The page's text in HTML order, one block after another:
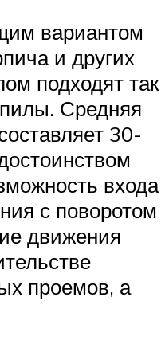
вариантом
и других
подходят так
Средняя
30-
входа
с поворотом
движения
проемов, а